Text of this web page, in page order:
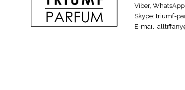
Viber, WhatsApp:
Skype: triumf-
E-mail: